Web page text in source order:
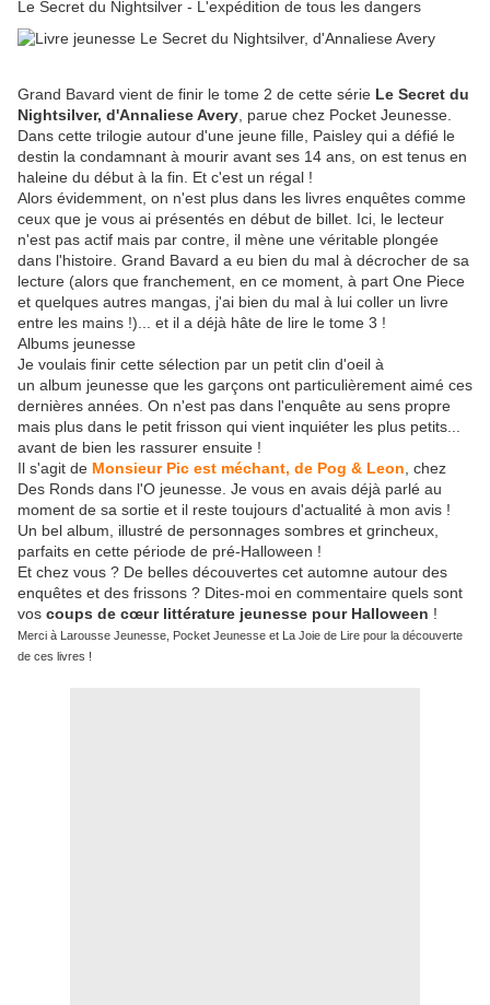
Le Secret du Nightsilver - L'expédition de tous les dangers
Grand Bavard vient de finir le tome 2 de cette série Le Secret du
Nightsilver, d'Annaliese Avery , parue chez Pocket Jeunesse.
Dans cette trilogie autour d'une jeune fille, Paisley qui a défié le
destin la condamnant à mourir avant ses 14 ans, on est tenus en
haleine du début à la fin. Et c'est un régal !
Alors évidemment, on n'est plus dans les livres enquêtes comme
ceux que je vous ai présentés en début de billet. Ici, le lecteur
n'est pas actif mais par contre, il mène une véritable plongée
dans l'histoire. Grand Bavard a eu bien du mal à décrocher de sa
lecture (alors que franchement, en ce moment, à part One Piece
et quelques autres mangas, j'ai bien du mal à lui coller un livre
entre les mains !)... et il a déjà hâte de lire le tome 3 !
Albums jeunesse
Je voulais finir cette sélection par un petit clin d'oeil à
un album jeunesse que les garçons ont particulièrement aimé ces
dernières années. On n'est pas dans l'enquête au sens propre
mais plus dans le petit frisson qui vient inquiéter les plus petits...
avant de bien les rassurer ensuite !
Il s'agit de Monsieur Pic est méchant, de Pog & Leon , chez
Des Ronds dans l'O jeunesse. Je vous en avais déjà parlé au
moment de sa sortie et il reste toujours d'actualité à mon avis !
Un bel album, illustré de personnages sombres et grincheux,
parfaits en cette période de pré-Halloween !
Et chez vous ? De belles découvertes cet automne autour des
enquêtes et des frissons ? Dites-moi en commentaire quels sont
vos coups de cœur littérature jeunesse pour Halloween !
Merci à Larousse Jeunesse, Pocket Jeunesse et La Joie de Lire pour la découverte
de ces livres !